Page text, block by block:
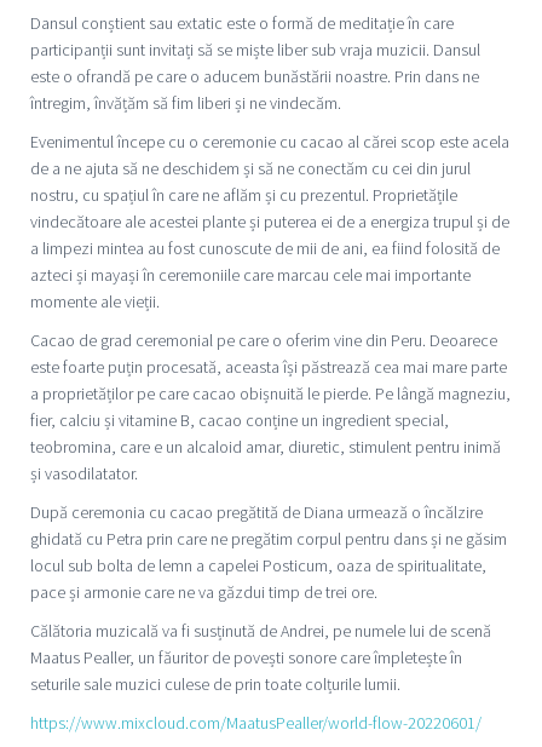
Dansul conștient sau extatic este o formă de meditație în care
participanții sunt invitați să se miște liber sub vraja muzicii. Dansul
este o ofrandă pe care o aducem bunăstării noastre. Prin dans ne
întregim, învățăm să fim liberi și ne vindecăm.
Evenimentul începe cu o ceremonie cu cacao al cărei scop este acela
de a ne ajuta să ne deschidem și să ne conectăm cu cei din jurul
nostru, cu spațiul în care ne aflăm și cu prezentul. Proprietățile
vindecătoare ale acestei plante și puterea ei de a energiza trupul și de
a limpezi mintea au fost cunoscute de mii de ani, ea fiind folosită de
azteci și mayași în ceremoniile care marcau cele mai importante
momente ale vieții.
Cacao de grad ceremonial pe care o oferim vine din Peru. Deoarece
este foarte puțin procesată, aceasta își păstrează cea mai mare parte
a proprietăților pe care cacao obișnuită le pierde. Pe lângă magneziu,
fier, calciu și vitamine B, cacao conține un ingredient special,
teobromina, care e un alcaloid amar, diuretic, stimulent pentru inimă
și vasodilatator.
După ceremonia cu cacao pregătită de Diana urmează o încălzire
ghidată cu Petra prin care ne pregătim corpul pentru dans și ne găsim
locul sub bolta de lemn a capelei Posticum, oaza de spiritualitate,
pace și armonie care ne va găzdui timp de trei ore.
Călătoria muzicală va fi susținută de Andrei, pe numele lui de scenă
Maatus Pealler, un făuritor de povești sonore care împletește în
seturile sale muzici culese de prin toate colțurile lumii.
https://www.mixcloud.com/MaatusPealler/world-flow-20220601/